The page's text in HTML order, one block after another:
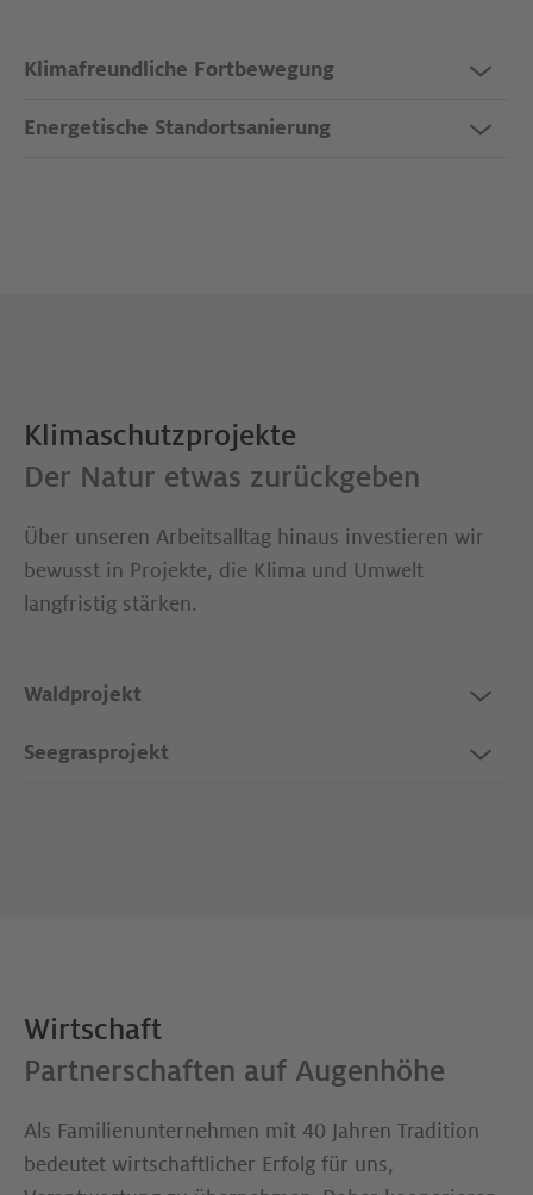
Klimafreundliche Fortbewegung
Energetische Standort­sanierung
Klimaschutzprojekte
Der Natur etwas zurückgeben
Über unseren Arbeitsalltag hinaus investieren wir
bewusst in Projekte, die Klima und Umwelt
langfristig stärken.
Waldprojekt
Seegrasprojekt
Wirtschaft
Partnerschaften auf Augenhöhe
Als Familienunternehmen mit 40 Jahren Tradition
bedeutet wirtschaftlicher Erfolg für uns,